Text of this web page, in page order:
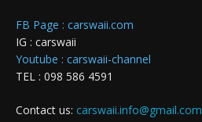
FB Page : carswaii.com
IG : carswaii
Youtube : carswaii-channel
TEL : 098 586 4591
Contact us: carswaii.info@gmail.com